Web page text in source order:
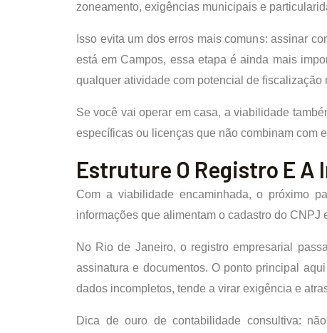
zoneamento, exigências municipais e
Isso evita um dos erros mais comuns: assinar
está em Campos, essa etapa é ainda mais
qualquer atividade com potencial de fiscalização
Se você vai operar em casa, a viabilidade
específicas ou licenças que não combinam com
Estruture O Registro E A
Com a viabilidade encaminhada, o próximo
informações que alimentam o cadastro do
No Rio de Janeiro, o registro empresarial
assinatura e documentos. O ponto principal
dados incompletos, tende a virar exigência e
Dica de ouro de contabilidade consultiva: